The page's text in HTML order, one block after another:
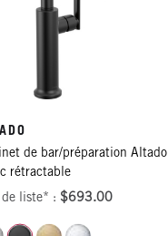
de bar/préparation Altado
rétractable
de liste* : $693.00